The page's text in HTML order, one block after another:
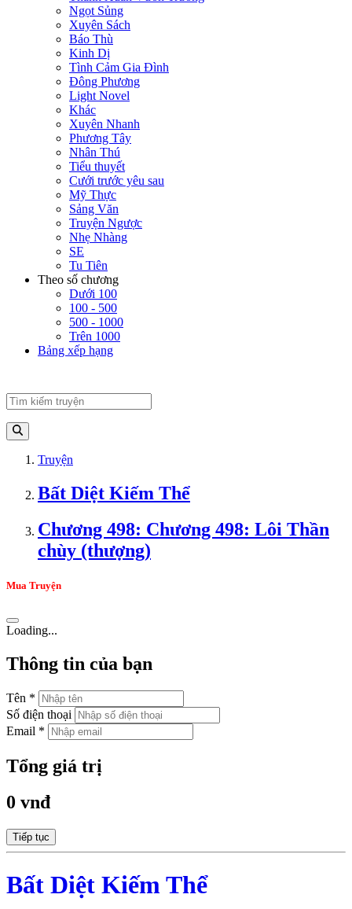
Ngọt Sủng
Xuyên Sách
Báo Thù
Kinh Dị
Tình Cảm Gia Đình
Đông Phương
Light Novel
Khác
Xuyên Nhanh
Phương Tây
Nhân Thú
Tiểu thuyết
Cưới trước yêu sau
Mỹ Thực
Sảng Văn
Truyện Ngược
Nhẹ Nhàng
SE
Tu Tiên
Theo số chương
Dưới 100
100 - 500
500 - 1000
Trên 1000
Bảng xếp hạng
Truyện
Bất Diệt Kiếm Thể
Chương 498: Chương 498: Lôi Thần
chùy (thượng)
Mua Truyện
Loading...
Thông tin của bạn
Tên *
Số điện thoại
Email *
Tổng giá trị
0 vnđ
Tiếp tục
Bất Diệt Kiếm Thể